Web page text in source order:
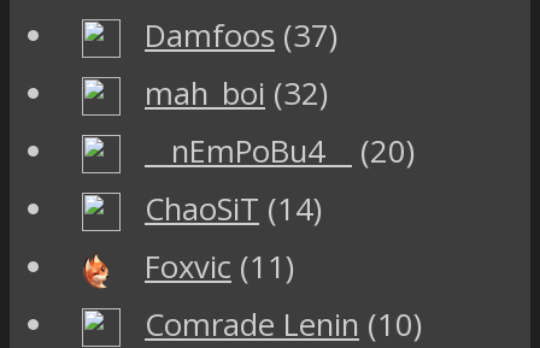
Damfoos (37)
mah_boi (32)
__nEmPoBu4__
(20)
ChaoSiT (14)
Foxvic (11)
Comrade Lenin (10)